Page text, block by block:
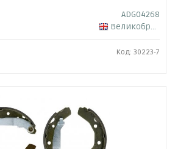
ADG04268
Великобританія
Код: 30223-7